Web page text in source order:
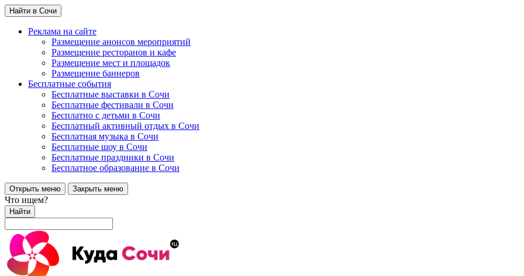
Найти в Сочи
Реклама на сайте
Размещение анонсов мероприятий
Размещение ресторанов и кафе
Размещение мест и площадок
Размещение баннеров
Бесплатные события
Бесплатные выставки в Сочи
Бесплатные фестивали в Сочи
Бесплатно с детьми в Сочи
Бесплатный активный отдых в Сочи
Бесплатная музыка в Сочи
Бесплатные шоу в Сочи
Бесплатные праздники в Сочи
Бесплатное образование в Сочи
Открыть меню Закрыть меню
Что ищем?
Найти